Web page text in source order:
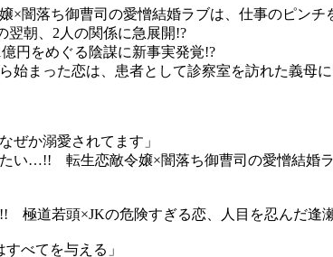
×闇落ち御曹司の愛憎結婚ラブは、仕事のピン
翌朝、2人の関係に急展開!?
円をめぐる陰謀に新事実発覚!?
始まった恋は、患者として診察室を訪れた義母
ぜか溺愛されてます」
い…!! 転生恋敵令嬢×闇落ち御曹司の愛憎結
極道若頭×JKの危険すぎる恋、人目を忍んだ逢
すべてを与える」